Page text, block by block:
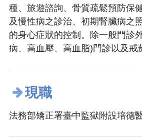
種、旅遊諮詢、骨質疏鬆預防保
及慢性病之診治、初期腎臟病之
的身心症狀的控制。除一般門診
病、高血壓、高血脂)門診以及戒
現職
法務部矯正署臺中監獄附設培德